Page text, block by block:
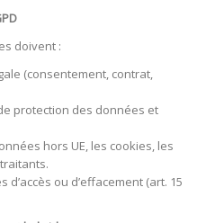
doivent :
(consentement, contrat,
protection des données et
hors UE, les cookies, les
d’accès ou d’effacement (art. 15